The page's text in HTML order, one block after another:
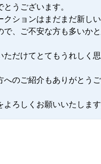
うございます。
クションはまだまだ新し
で、ご不安な方も多いか
ただけてとてもうれしく思
へのご紹介もありがとう
ろしくお願いいたします